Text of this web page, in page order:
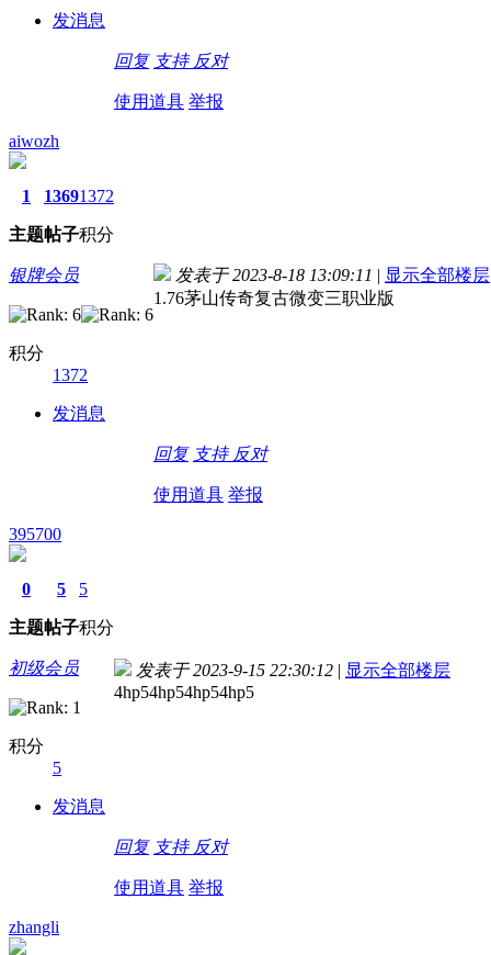
发消息
回复 支持 反对
使用道具 举报
aiwozh
1
主题
1369
帖子
1372
积分
银牌会员
积分
1372
发消息
发表于 2023-8-18 13:09:11 | 显示全部楼层
1.76茅山传奇复古微变三职业版
回复 支持 反对
使用道具 举报
395700
0
主题
5
帖子
5
积分
初级会员
积分
5
发消息
发表于 2023-9-15 22:30:12 | 显示全部楼层
4hp54hp54hp54hp5
回复 支持 反对
使用道具 举报
zhangli